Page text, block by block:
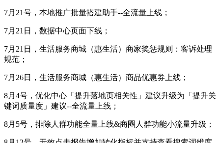
7月21号，本地推广批量搭建助手--全流量上线；
7月21日，数据中心页面下线；
7月21日，生活服务商城（惠生活）商家奖惩规则：客诉处理
规范；
7月26日，生活服务商城（惠生活）商品优惠券上线；
8月4号，优化中心「提升落地页相关性」建议升级为「提升关
键词质量度」建议--全流量上线；
8月5号，排除人群功能全量上线&商圈人群功能小流量升级；